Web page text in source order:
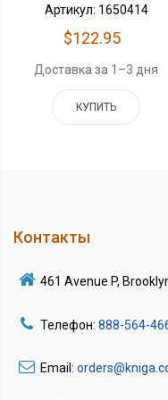
Артикул: 1650414
$122.95
Доставка за 1–3 дня
КУПИТЬ
Контакты
461 Avenue P,
Телефон: 888-564-
Email: